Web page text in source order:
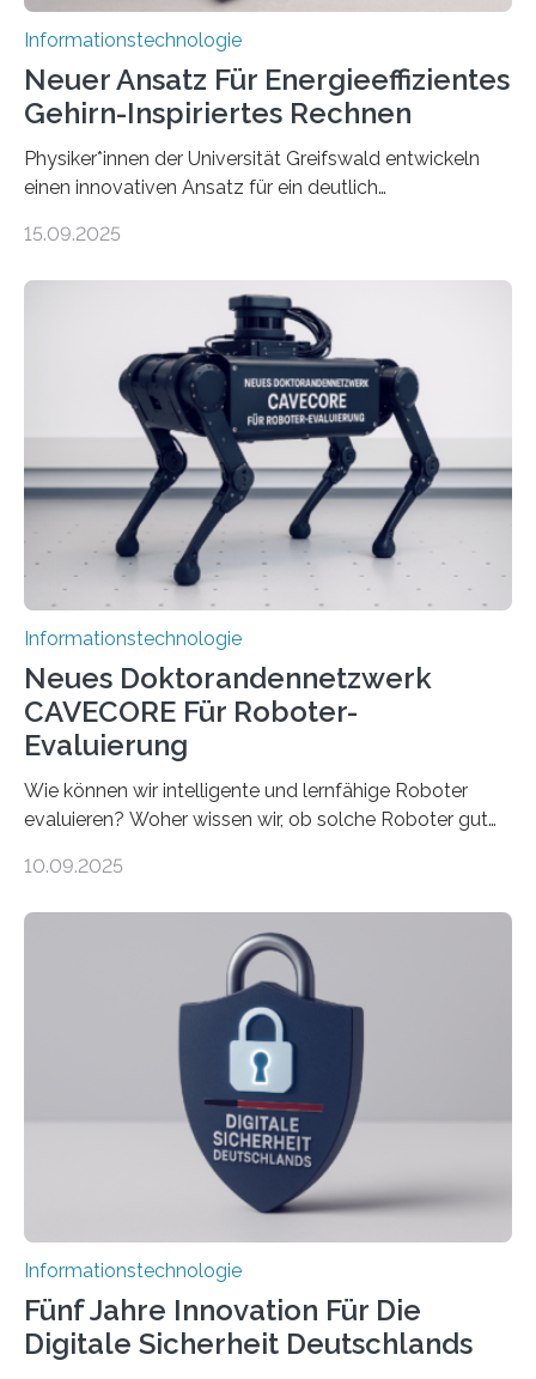
Informationstechnologie
Neuer Ansatz Für Energieeffizientes
Gehirn-Inspiriertes Rechnen
Physiker*innen der Universität Greifswald entwickeln
einen innovativen Ansatz für ein deutlich
Lösungsweg ist inspiriert vom menschlichen Gehirn. Die
stellt die heutige Computertechnik vor
Herausforderungen. Herkömmliche Silizium-
Prozessoren stoßen an ihre Grenzen: Sie verbrauchen
viel Energie, die Speicher- und Verarbeitungseinheiten
sind voneinander getrennt und die Datenübertragung
bremst komplexe Anwendungen aus. Da KI-Modelle
immer größer werden und riesige Datenmengen
verarbeiten müssen, steigt der Bedarf an neuen
Rechenarchitekturen. Neben Quantencomputern
rücken dabei insbesondere…
15.09.2025
Informationstechnologie
Neues Doktorandennetzwerk
CAVECORE Für Roboter-
Evaluierung
Wie können wir intelligente und lernfähige Roboter
evaluieren? Woher wissen wir, ob solche Roboter gut
sich CAVECORE – ein neues Marie Skłodowska-Curie
koordiniert wird. Ab dem 1. September werden sich
über einen Zeitraum von vier Jahren insgesamt 15
Promovierende im Rahmen von CAVECORE mit
kognitiven Robotern beschäftigen – also mit Robotern,
die mittels Sensoren ihre Umgebung erfassen,
Informationen verarbeiten und häufig auch mit…
10.09.2025
Informationstechnologie
Fünf Jahre Innovation Für Die
Digitale Sicherheit Deutschlands